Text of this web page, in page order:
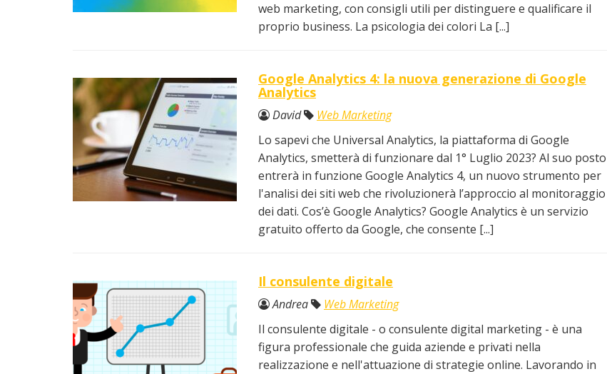
web marketing, con consigli utili per distinguere e qualificare il
proprio business. La psicologia dei colori La [...]
Google Analytics 4: la nuova generazione di Google
Analytics
David
Web Marketing
Lo sapevi che Universal Analytics, la piattaforma di Google
Analytics, smetterà di funzionare dal 1° Luglio 2023? Al suo posto
entrerà in funzione Google Analytics 4, un nuovo strumento per
l'analisi dei siti web che rivoluzionerà l’approccio al monitoraggio
dei dati. Cos’è Google Analytics? Google Analytics è un servizio
gratuito offerto da Google, che consente [...]
Il consulente digitale
Andrea
Web Marketing
Il consulente digitale - o consulente digital marketing - è una
figura professionale che guida aziende e privati nella
realizzazione e nell'attuazione di strategie online. Lavorando in